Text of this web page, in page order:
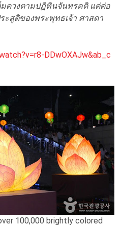
ดวงตามปฏิทินจันทรคติ แต่ต่อ
ะสูติของพระพุทธเจ้า ศาสดา
DDwOXAJw&ab_c
100,000 brightly colored